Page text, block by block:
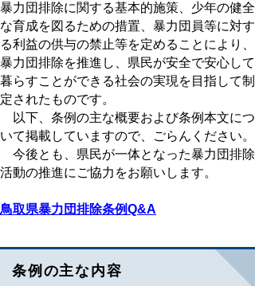
暴力団排除に関する基本的施策、少年の健全
な育成を図るための措置、暴力団員等に対す
る利益の供与の禁止等を定めることにより、
暴力団排除を推進し、県民が安全で安心して
暮らすことができる社会の実現を目指して制
定されたものです。
以下、条例の主な概要および条例本文につ
いて掲載していますので、ごらんください。
今後とも、県民が一体となった暴力団排除
活動の推進にご協力をお願いします。
鳥取県暴力団排除条例Q&A
条例の主な内容